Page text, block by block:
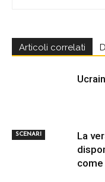
Articoli correlati
SCENARI
La